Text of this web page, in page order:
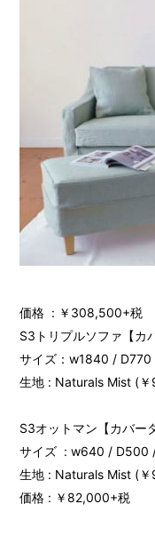
価格 : ￥308,500+税
S3トリプルソファ【
サイズ：w1840 /
生地 : Naturals Mist (
S3オットマン【カバ
サイズ : w640 / D500
生地 : Naturals Mist (
価格 : ￥82,000+税